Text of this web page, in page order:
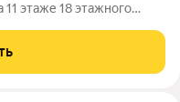
этаже 18 этажного
детские и
на